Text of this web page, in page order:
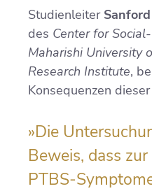
Studienleiter
des Center for
Maharishi University
Research Institute,
Konsequenzen
»Die
Beweis, dass
PTBS-